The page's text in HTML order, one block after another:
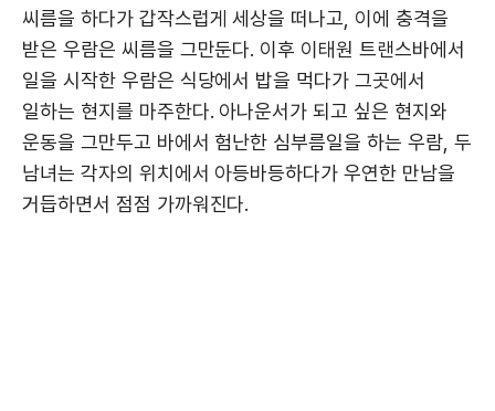
씨름을 하다가 갑작스럽게 세상을 떠나고, 이에 충격을
받은 우람은 씨름을 그만둔다. 이후 이태원 트랜스바에서
일을 시작한 우람은 식당에서 밥을 먹다가 그곳에서
일하는 현지를 마주한다. 아나운서가 되고 싶은 현지와
운동을 그만두고 바에서 험난한 심부름일을 하는 우람, 두
남녀는 각자의 위치에서 아등바등하다가 우연한 만남을
거듭하면서 점점 가까워진다.